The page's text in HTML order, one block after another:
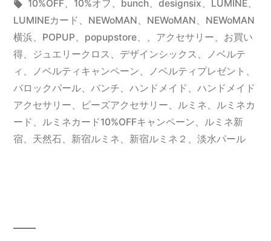
ー
ド
10%OFF
キ
ャ
ン
ス
稿
者:
テ
ゴ
リ
ー:
タ
グ:
10%OFF、 10%オフ 、 bunch、 designsix、 LUMINE、
LUMINEカード 、 NEWoMAN、 NEWoMAN、NEWoMAN
横浜、POPUP、popupstore、
、 アクセサリー、 お買い
得、 ジュエリークロス 、 デザインシックス 、
ノベルテ
ィ 、 ノベルティキャンペーン、 ノベルティプレゼント 、
バロックパール、 バンチ、 ハンドメイド 、 ハンドメイド
アクセサリー、 ビーズアクセサリー、 ルミネ、 ルミネカ
ード 、 ルミネカード10%OFFキャンペーン、 ルミネ新
宿、 天然石、 新宿ルミネ、 新宿ルミネ２ 、 淡水パール